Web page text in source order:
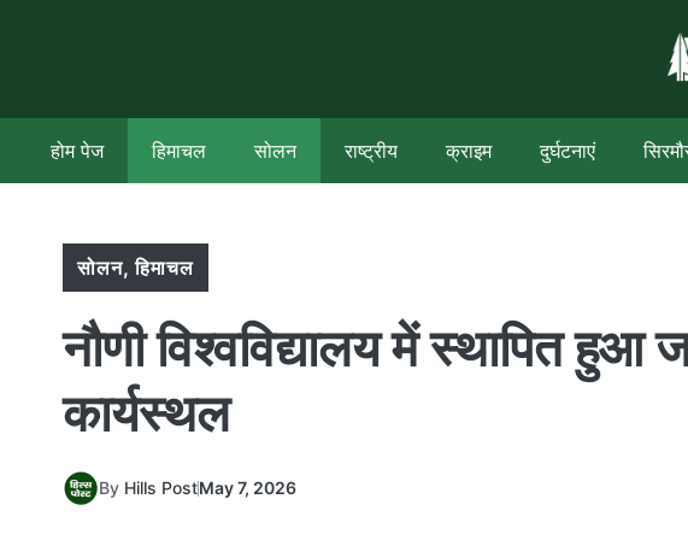
होम पेज हिमाचल सोलन राष्ट्रीय क्राइम दुर्घटनाएं
सोलन,हिमाचल
नौणी विश्वविद्यालय में स्थापित
कार्यस्थल
By Hills PostMay 7, 2026